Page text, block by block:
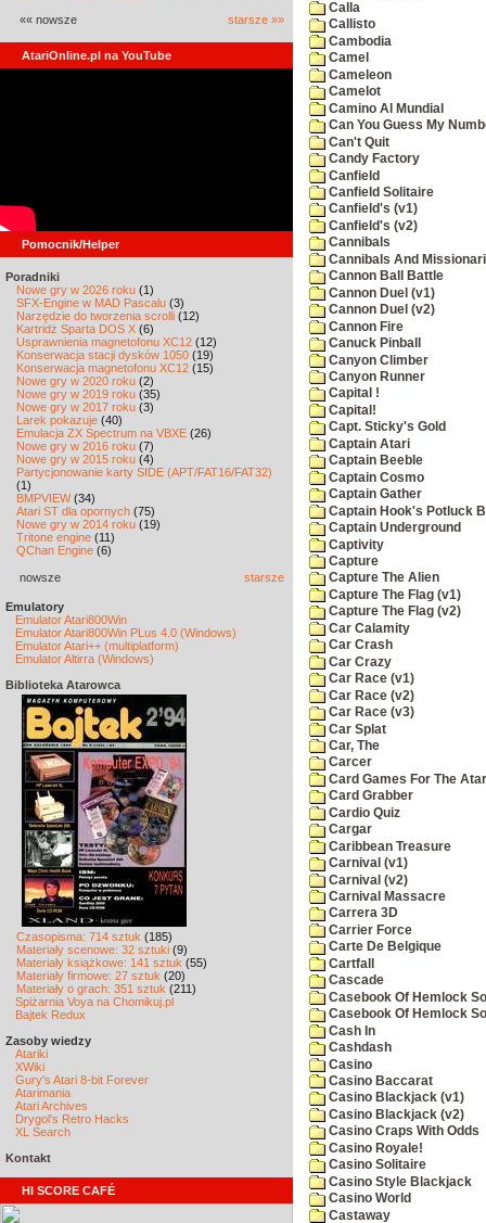
«« nowsze starsze »»
AtariOnline.pl na YouTube
Pomocnik/Helper
Poradniki
Nowe gry w 2026 roku (1)
SFX-Engine w MAD Pascalu (3)
Narzędzie do tworzenia scrolli (12)
Kartridż Sparta DOS X (6)
Usprawnienia magnetofonu XC12 (12)
Konserwacja stacji dysków 1050 (19)
Konserwacja magnetofonu XC12 (15)
Nowe gry w 2020 roku (2)
Nowe gry w 2019 roku (35)
Nowe gry w 2017 roku (3)
Larek pokazuje (40)
Emulacja ZX Spectrum na VBXE (26)
Nowe gry w 2016 roku (7)
Nowe gry w 2015 roku (4)
Partycjonowanie karty SIDE (APT/FAT16/FAT32)
(1)
BMPVIEW(34)
Atari ST dla opornych (75)
Nowe gry w 2014 roku (19)
Tritone engine (11)
QChan Engine (6)
nowsze starsze
Emulatory
Emulator Atari800Win
Emulator Atari800Win PLus 4.0 (Windows)
Emulator Atari++ (multiplatform)
Emulator Altirra (Windows)
Biblioteka Atarowca
Czasopisma: 714 sztuk (185)
Materiały scenowe: 32 sztuki (9)
Materiały książkowe: 141 sztuk (55)
Materiały firmowe: 27 sztuk (20)
Materiały o grach: 351 sztuk (211)
Spiżarnia Voya na Chomikuj.pl
Bajtek Redux
Zasoby wiedzy
Atariki
XWiki
Gury's Atari 8-bit Forever
Atarimania
Atari Archives
Drygol's Retro Hacks
XL Search
Kontakt
HI SCORE CAFÉ
Calla
Callisto
Cambodia
Camel
Cameleon
Camelot
Camino Al Mundial
Can You Guess My
Can't Quit
Candy Factory
Canfield
Canfield Solitaire
Canfield's (v1)
Canfield's (v2)
Cannibals
Cannibals And
Cannon Ball Battle
Cannon Duel (v1)
Cannon Duel (v2)
Cannon Fire
Canuck Pinball
Canyon Climber
Canyon Runner
Capital !
Capital!
Capt. Sticky's Gold
Captain Atari
Captain Beeble
Captain Cosmo
Captain Gather
Captain Hook's Potluck
Captain Underground
Captivity
Capture
Capture The Alien
Capture The Flag (v1)
Capture The Flag (v2)
Car Calamity
Car Crash
Car Crazy
Car Race (v1)
Car Race (v2)
Car Race (v3)
Car Splat
Car, The
Carcer
Card Games For The
Card Grabber
Cardio Quiz
Cargar
Caribbean Treasure
Carnival (v1)
Carnival (v2)
Carnival Massacre
Carrera 3D
Carrier Force
Carte De Belgique
Cartfall
Cascade
Casebook Of Hemlock
Casebook Of Hemlock
Cash In
Cashdash
Casino
Casino Baccarat
Casino Blackjack (v1)
Casino Blackjack (v2)
Casino Craps With Odds
Casino Royale!
Casino Solitaire
Casino Style Blackjack
Casino World
Castaway